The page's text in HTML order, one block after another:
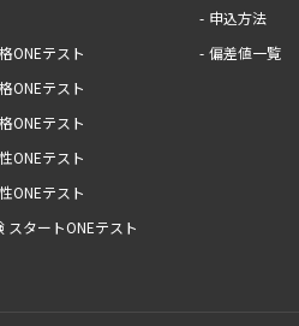
ONEテスト
ONEテスト
ONEテスト
ONEテスト
ONEテスト
スタートONEテスト
申込方法
偏差値一覧